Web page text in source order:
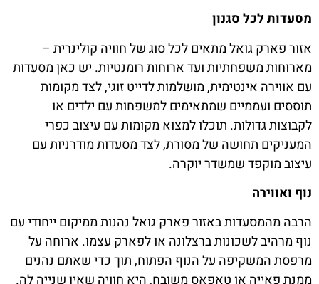
מסעדות לכל סגנון
אזור פארק גואל מתאים לכל סוג של חוויה קולינרית –
מארוחות משפחתיות ועד ארוחות רומנטיות. יש כאן מסעדות
עם אווירה אינטימית, מושלמות לדייט זוגי, לצד מקומות
תוססים ועממיים שמתאימים למשפחות עם ילדים או
לקבוצות גדולות. תוכלו למצוא מקומות עם עיצוב כפרי
המעניקים תחושה של מסורת, לצד מסעדות מודרניות עם
עיצוב מוקפד שמשדר יוקרה.
נוף ואווירה
הרבה מהמסעדות באזור פארק גואל נהנות ממיקום ייחודי עם
נוף מרהיב לשכונות ברצלונה או לפארק עצמו. ארוחה על
מרפסת המשקיפה על הנוף הפתוח, תוך כדי שאתם נהנים